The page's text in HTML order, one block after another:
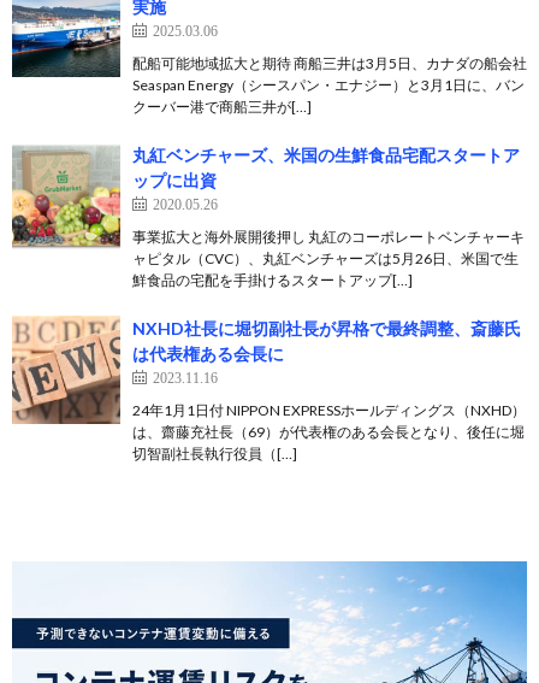
実施
2025.03.06
配船可能地域拡大と期待 商船三井は3月5日、カナダの船会社
Seaspan Energy（シースパン・エナジー）と3月1日に、バン
クーバー港で商船三井が[…]
丸紅ベンチャーズ、米国の生鮮食品宅配スタートア
ップに出資
2020.05.26
事業拡大と海外展開後押し 丸紅のコーポレートベンチャーキ
ャピタル（CVC）、丸紅ベンチャーズは5月26日、米国で生
鮮食品の宅配を手掛けるスタートアップ[…]
NXHD社長に堀切副社長が昇格で最終調整、斎藤氏
は代表権ある会長に
2023.11.16
24年1月1日付 NIPPON EXPRESSホールディングス（NXHD）
は、齋藤充社長（69）が代表権のある会長となり、後任に堀
切智副社長執行役員（[…]